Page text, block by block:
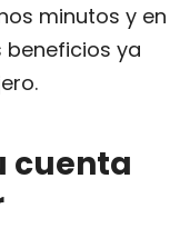
minutos y en
beneficios ya
cuenta